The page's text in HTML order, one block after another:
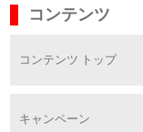
コンテンツ
コンテンツ トップ
キャンペーン